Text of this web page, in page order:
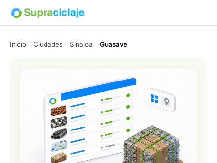
Inicio Ciudades Sinaloa Guasave